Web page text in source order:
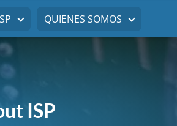
QUIENES SOMOS
ISP